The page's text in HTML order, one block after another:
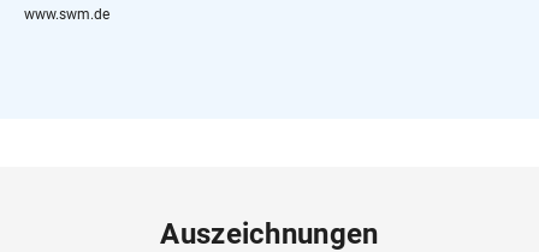
www.swm.de
Auszeichnungen